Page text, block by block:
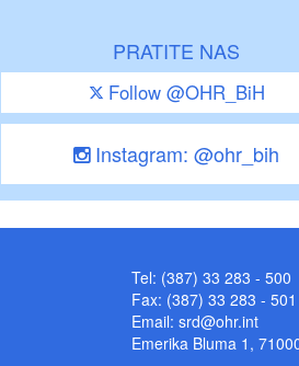
PRATITE NAS
Follow @OHR_BiH
Instagram: @ohr_bih
Tel: (387) 33 283 - 500
Fax: (387) 33 283 - 501
Email: srd@ohr.int
Emerika Bluma 1,